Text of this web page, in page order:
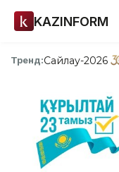
KAZINFORM
Тренд:Сайлау-2026